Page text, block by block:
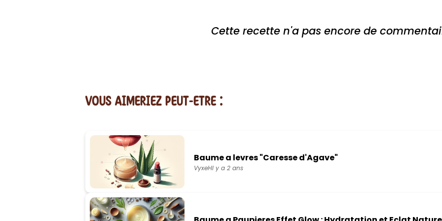
Cette recette n'a pas encore de
vous AIMERiEZ PEUT-ETRE :
Baume a levres "Caresse d'Agave"
VyxelIl y a 2 ans